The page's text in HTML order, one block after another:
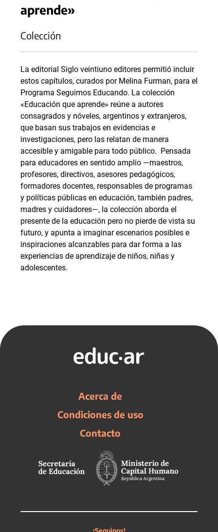
aprende»
Colección
La editorial Siglo veintiuno editores permitió incluir
estos capítulos, curados por Melina Furman, para el
Programa Seguimos Educando. La colección
«Educación que aprende» reúne a autores
consagrados y nóveles, argentinos y extranjeros,
que basan sus trabajos en evidencias e
investigaciones, pero las relatan de manera
accesible y amigable para todo público. Pensada
para educadores en sentido amplio —maestros,
profesores, directivos, asesores pedagógicos,
formadores docentes, responsables de programas
y políticas públicas en educación, también padres,
madres y cuidadores—, la colección aborda el
presente de la educación pero no pierde de vista su
futuro, y apunta a imaginar escenarios posibles e
inspiraciones alcanzables para dar forma a las
experiencias de aprendizaje de niños, niñas y
adolescentes.
Acerca de
Condiciones de uso
Contacto